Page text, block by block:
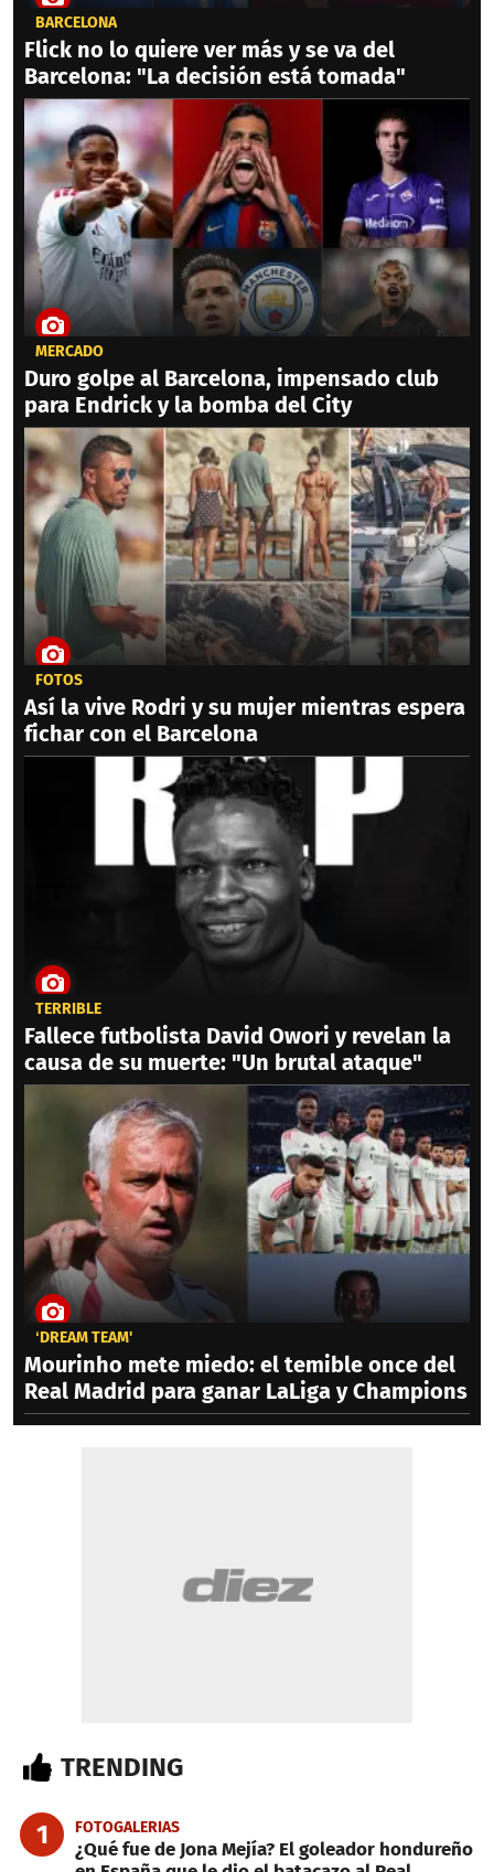
BARCELONA
Flick no lo quiere ver más y se va del
Barcelona: "La decisión está tomada"
MERCADO
Duro golpe al Barcelona, impensado club
para Endrick y la bomba del City
FOTOS
Así la vive Rodri y su mujer mientras espera
fichar con el Barcelona
TERRIBLE
Fallece futbolista David Owori y revelan la
causa de su muerte: "Un brutal ataque"
‘DREAM TEAM'
Mourinho mete miedo: el temible once del
Real Madrid para ganar LaLiga y Champions
TRENDING
1 FOTOGALERIAS
¿Qué fue de Jona Mejía? El goleador hondureño